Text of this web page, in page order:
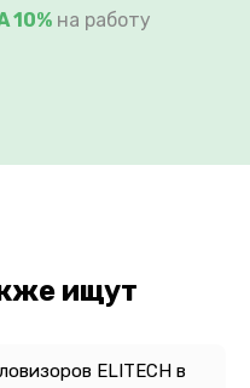
10% на работу
ищут
ELITECH в